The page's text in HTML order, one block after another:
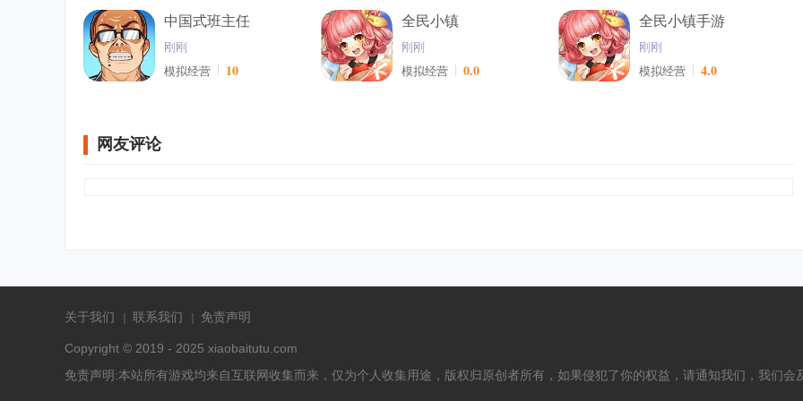
中国式班主任
刚刚
模拟经营
10
全民小镇
刚刚
模拟经营
0.0
全民小镇手游
刚刚
模拟经营
4.0
网友评论
关于我们 联系我们 免责声明
Copyright © 2019 - 2025 xiaobaitutu.com
免责声明:本站所有游戏均来自互联网收集而来，仅为个人收集用途，版权归原创者所有，如果侵犯了你的权益，请通知我们，我们会